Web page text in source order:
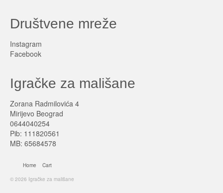
Društvene mreže
Instagram
Facebook
Igračke za mališane
Zorana Radmilovića 4
Mirijevo Beograd
0644040254
Pib: 111820561
MB: 65684578
Home
Cart
© 2026 Igračke za mališane